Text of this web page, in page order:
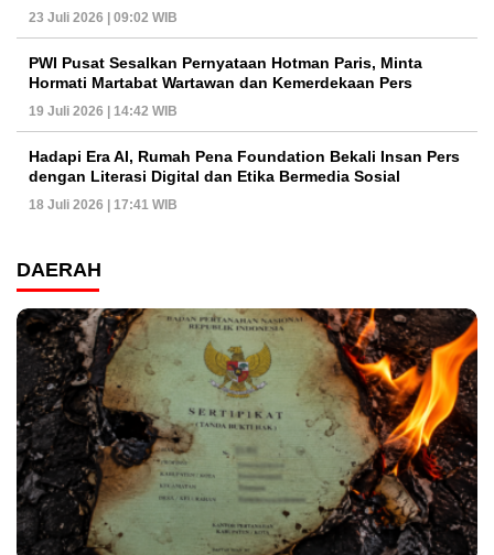
23 Juli 2026 | 09:02 WIB
PWI Pusat Sesalkan Pernyataan Hotman Paris, Minta
Hormati Martabat Wartawan dan Kemerdekaan Pers
19 Juli 2026 | 14:42 WIB
Hadapi Era AI, Rumah Pena Foundation Bekali Insan Pers
dengan Literasi Digital dan Etika Bermedia Sosial
18 Juli 2026 | 17:41 WIB
DAERAH